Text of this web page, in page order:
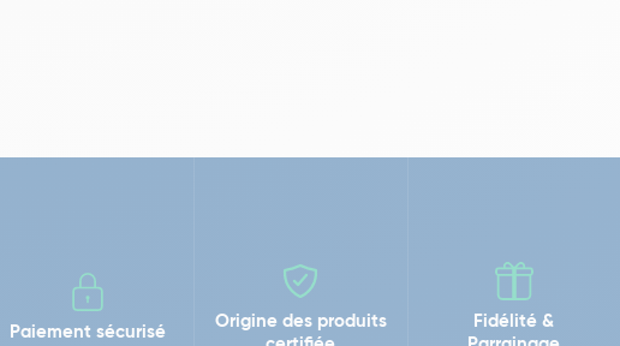
Paiement sécurisé
Origine des produits
Fidélité &